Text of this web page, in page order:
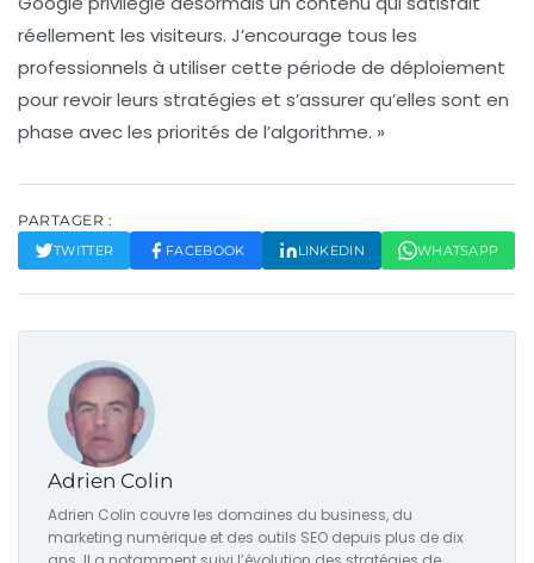
réellement les visiteurs. J’encourage tous les
professionnels à utiliser cette période de déploiement
pour revoir leurs stratégies et s’assurer qu’elles sont en
phase avec les priorités de l’algorithme. »
PARTAGER :
TWITTER FACEBOOK LINKEDIN WHATSAPP
Adrien Colin
Adrien Colin couvre les domaines du business, du
marketing numérique et des outils SEO depuis plus de dix